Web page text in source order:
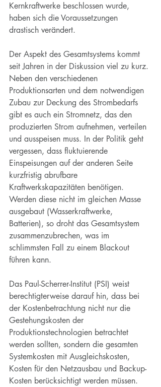
Kernkraftwerke beschlossen wurde,
haben sich die Voraussetzungen
drastisch verändert.
Der Aspekt des Gesamtsystems kommt
seit Jahren in der Diskussion viel zu kurz.
Neben den verschiedenen
Produktionsarten und dem notwendigen
Zubau zur Deckung des Strombedarfs
gibt es auch ein Stromnetz, das den
produzierten Strom aufnehmen, verteilen
und ausspeisen muss. In der Politik geht
vergessen, dass fluktuierende
Einspeisungen auf der anderen Seite
kurzfristig abrufbare
Kraftwerkskapazitäten benötigen.
Werden diese nicht im gleichen Masse
ausgebaut (Wasserkraftwerke,
Batterien), so droht das Gesamtsystem
zusammenzubrechen, was im
schlimmsten Fall zu einem Blackout
führen kann.
Das Paul-Scherrer-Institut (PSI) weist
berechtigterweise darauf hin, dass bei
der Kostenbetrachtung nicht nur die
Gestehungskosten der
Produktionstechnologien betrachtet
werden sollten, sondern die gesamten
Systemkosten mit Ausgleichskosten,
Kosten für den Netzausbau und Backup-
Kosten berücksichtigt werden müssen.